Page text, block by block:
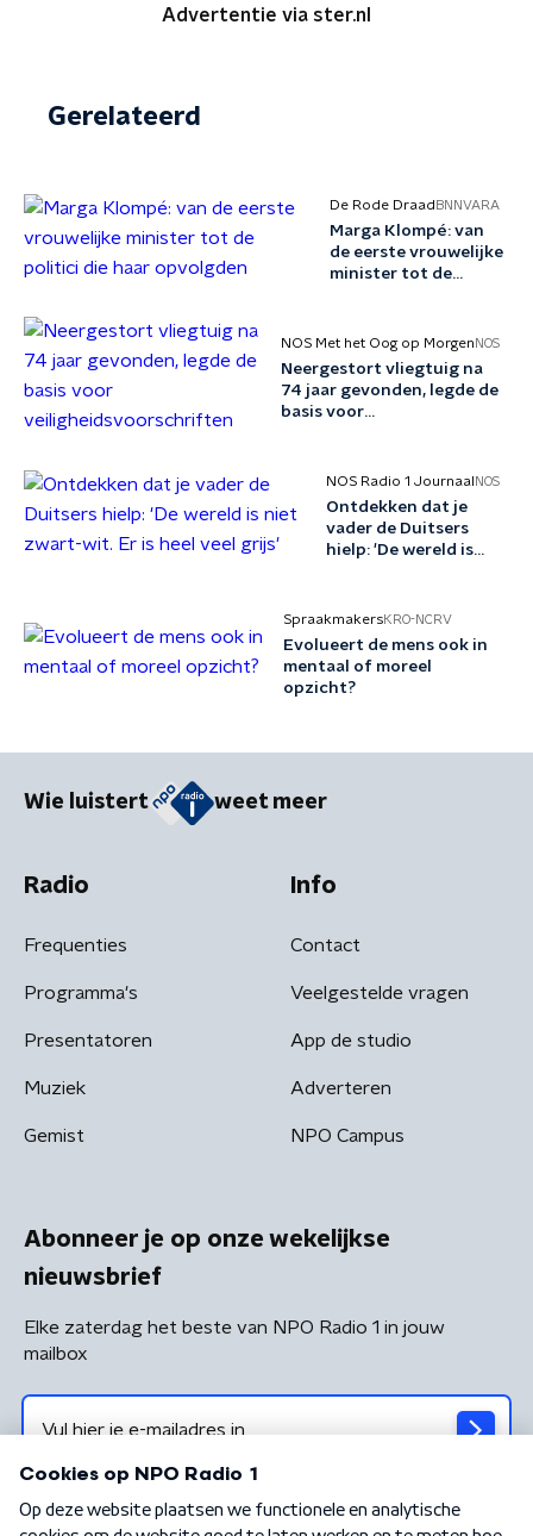
Advertentie via ster.nl
Gerelateerd
De Rode Draad BNNVARA
Marga Klompé: van
de eerste vrouwelijke
minister tot de
NOS Met het Oog op Morgen NOS
Neergestort vliegtuig na
74 jaar gevonden, legde de
basis voor
NOS Radio 1 Journaal NOS
Ontdekken dat je
vader de Duitsers
hielp: 'De wereld is
SpraakmakersKRO-NCRV
Evolueert de mens ook in
mentaal of moreel
opzicht?
Wie luistert weet meer
Radio
Frequenties
Programma's
Presentatoren
Muziek
Gemist
Info
Contact
Veelgestelde vragen
App de studio
Adverteren
NPO Campus
Abonneer je op onze wekelijkse
nieuwsbrief
Elke zaterdag het beste van NPO Radio 1 in jouw
mailbox